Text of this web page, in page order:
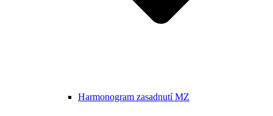
Harmonogram zasadnutí MZ